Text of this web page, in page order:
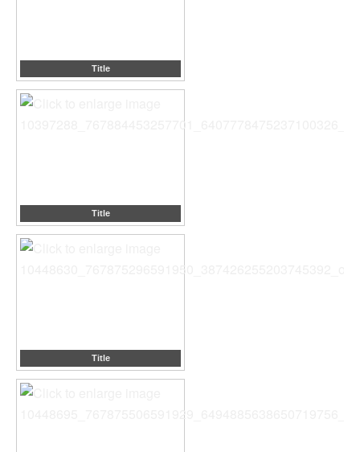
Title
Title
Title